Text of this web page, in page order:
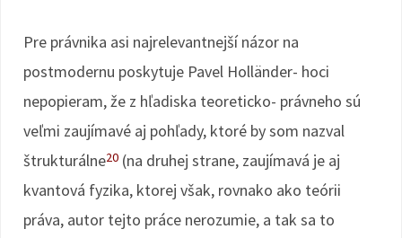
Pre právnika asi najrelevantnejší názor na
postmodernu poskytuje Pavel Holländer- hoci
nepopieram, že z hľadiska teoreticko- právneho sú
veľmi zaujímavé aj pohľady, ktoré by som nazval
štrukturálne20 (na druhej strane, zaujímavá je aj
kvantová fyzika, ktorej však, rovnako ako teórii
práva, autor tejto práce nerozumie, a tak sa to